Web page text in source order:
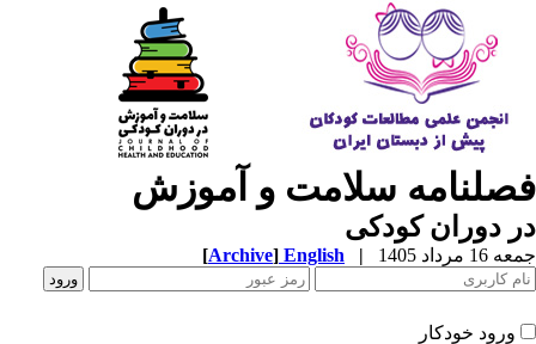
سلامت و آموزش
دوران کودکی
مرداد 1405 |
English
[Archive]
ورود خودکار